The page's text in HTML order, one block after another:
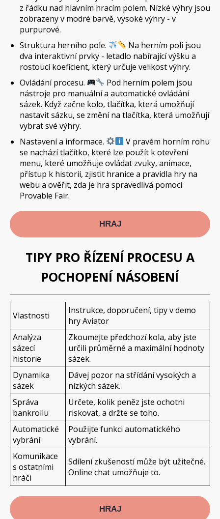
z řádku nad hlavním hracím polem. Nízké výhry jsou
zobrazeny v modré barvě, vysoké výhry - v
purpurové.
Struktura herního pole.
Na herním poli jsou
dva interaktivní prvky - letadlo nabírající výšku a
rostoucí koeficient, který určuje velikost výhry.
Ovládání procesu.
Pod herním polem jsou
nástroje pro manuální a automatické ovládání
sázek. Když začne kolo, tlačítka, která umožňují
nastavit sázku, se změní na tlačítka, která umožňují
vybrat své výhry.
Nastavení a informace.
V pravém horním rohu
se nachází tlačítko, které lze použít k otevření
menu, které umožňuje ovládat zvuky, animace,
přístup k historii, zjistit hranice a pravidla hry na
webu a ověřit, zda je hra spravedlivá pomocí
Provable Fair.
HRAJ
TIPY PRO ŘÍZENÍ PROCESU A
POCHOPENÍ NÁSOBENÍ
Vlastnosti
Instrukce, doporučení, tipy v demo
hry Aviator
Analýza
sázecí
historie
Zkoumejte předchozí kola, aby jste
určili průměrné a maximální hodnoty
sázek.
Dynamika
sázek
Dávej pozor na střídání vysokých a
nízkých sázek.
Správa
bankrollu
Určete, kolik peněz jste ochotni
riskovat, a držte se toho.
Automatické
vybrání
Použijte funkci automatického
vybrání.
Komunikace
s ostatními
hráči
Sdílení zkušeností může být užitečné.
Online chat umožňuje to.
HRAJ